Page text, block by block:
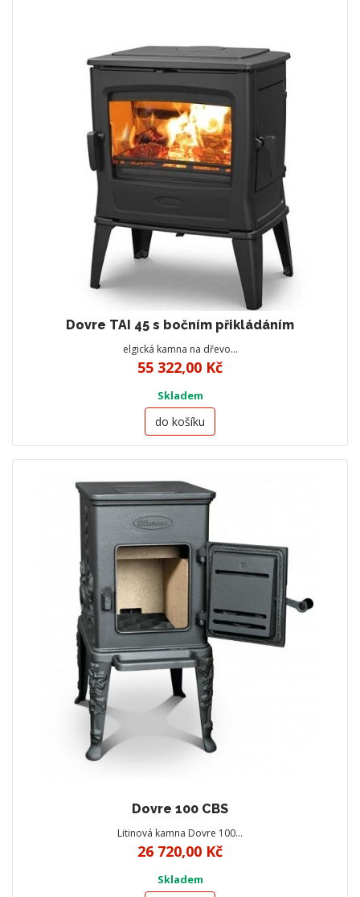
Dovre TAI 45 s bočním přikládáním
elgická kamna na dřevo…
55 322,00 Kč
Skladem
do košíku
Dovre 100 CBS
Litinová kamna Dovre 100…
26 720,00 Kč
Skladem